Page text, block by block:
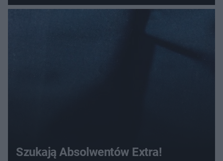
Szukają Absolwentów Extra!